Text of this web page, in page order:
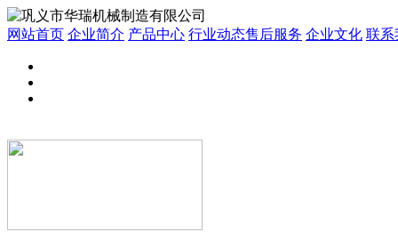
网站首页 企业简介 产品中心 行业动态售后服务 企业文化 联系